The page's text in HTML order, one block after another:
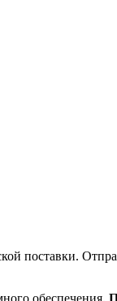
поставки.
обеспечения.